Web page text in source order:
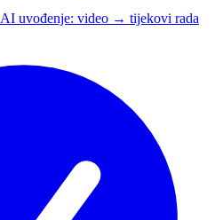
AI uvođenje: video → tijekovi rada